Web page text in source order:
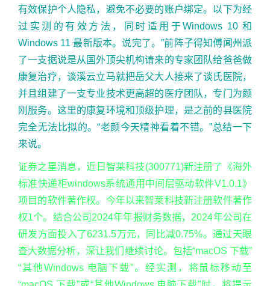
有效保护个人隐私，避免不必要的账户绑定。以下为经
过实测的有效方法，同时适用于Windows 10 和
Windows 11 最新版本。说完了。”前阵子得知傅闻州派
了一支据说是从国外顶尖机构请来的专家团队给爸爸做
康复治疗，谈溪云立马就把岳父大人接来了谈氏医院，
并且组建了一支专业技术更高超的医疗团队，专门为颜
刚服务。这里的康复环境和顶级护理，是之前的县医院
完全无法比拟的。“老颜今天精神看着不错。”总结一下
来说。
证券之星消息，近日智莱科技(300771)新注册了《海外
标准快递柜windows系统通用中间层驱动软件V1.0.1》
项目的软件著作权。今年以来智莱科技新注册软件著作
权1个。结合公司2024年年报财务数据，2024年公司在
研发方面投入了6231.5万元，同比减0.75%。通过天眼
查大数据分析，深让我们继续讨论。包括“macOS 下载”
“其他Windows 电脑下载”。经实测，将鼠标移动至